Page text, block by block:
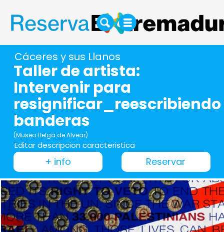
Cáceres y sus Llanos
Taller de artista:
Intervenir para
resignificar_reescribiendo
banderas
(Museo Helga de Alvear)
Editar descripcion caracteristica
+ info Reservar